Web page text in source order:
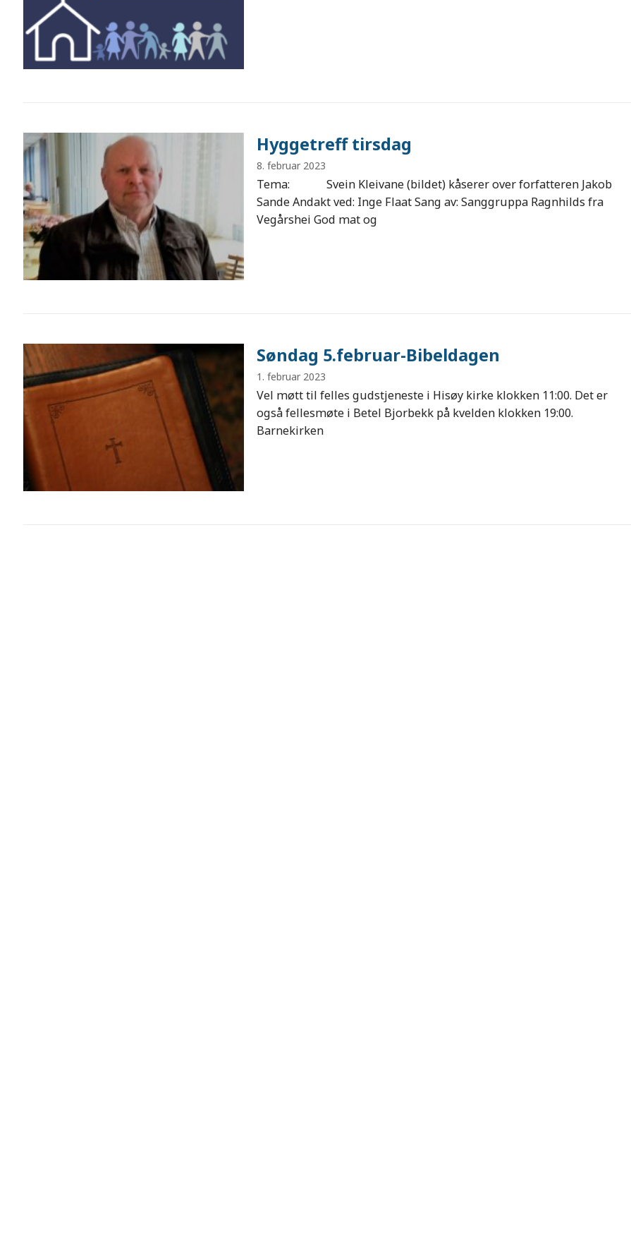
Hyggetreff tirsdag
8. februar 2023
Tema: Svein Kleivane (bildet) kåserer over forfatteren Jakob
Sande Andakt ved: Inge Flaat Sang av: Sanggruppa Ragnhilds fra
Vegårshei God mat og
Søndag 5.februar-Bibeldagen
1. februar 2023
Vel møtt til felles gudstjeneste i Hisøy kirke klokken 11:00. Det er
også fellesmøte i Betel Bjorbekk på kvelden klokken 19:00.
Barnekirken